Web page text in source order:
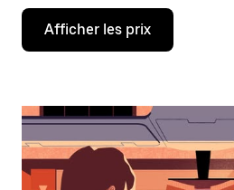
Appuyez
la
bas
interagir
avec
Afficher les prix